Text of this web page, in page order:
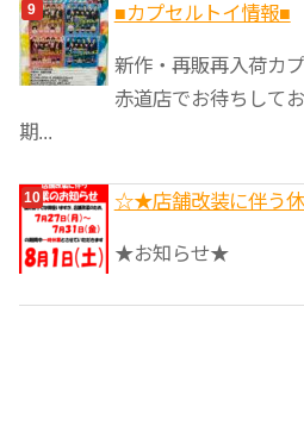
■カプセルトイ情報■
新作・再販再入荷カ
赤道店でお待ちして
期...
☆★店舗改装に伴う
★お知らせ★